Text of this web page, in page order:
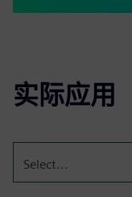
实际应用
Select...